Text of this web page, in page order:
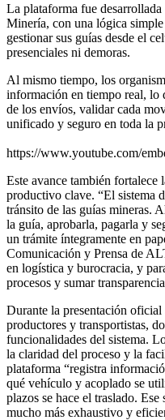
La plataforma fue
Minería, con una lógica
gestionar sus guías desde el
presenciales ni demoras.
Al mismo tiempo, los
información en tiempo real, lo
de los envíos, validar cada
unificado y seguro en toda la
https://www.youtube.com/
Este avance también fortalece
productivo clave. “El sistema
tránsito de las guías mineras.
la guía, aprobarla, pagarla y
un trámite íntegramente en
Comunicación y Prensa de
en logística y burocracia, y
procesos y sumar
Durante la presentación
productores y transportistas,
funcionalidades del sistema.
la claridad del proceso y la
plataforma “registra
qué vehículo y acoplado se
plazos se hace el traslado.
mucho más exhaustivo y